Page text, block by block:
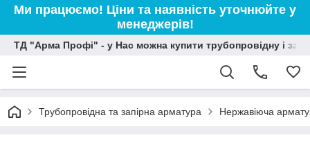
Ми працюємо! Ціни та наявність уточнюйте у
менеджерів!
ТД "Арма Профі" - у Нас можна купити трубопровідну і
Трубопровідна та запірна арматура Нержавіюча